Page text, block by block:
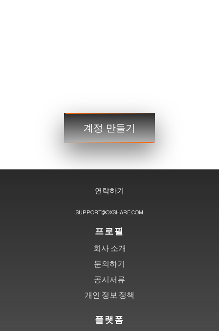
3단계거래
계정 만들기
연락하기
SUPPORT@OXSHARE.COM
프로필
회사 소개
문의하기
공시서류
개인 정보 정책
플랫폼